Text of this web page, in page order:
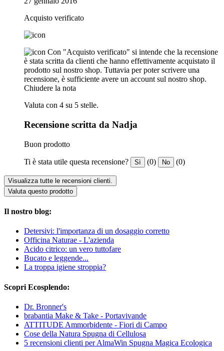
Acquisto verificato
Con "Acquisto verificato" si intende che la recensione
è stata scritta da clienti che hanno effettivamente acquistato il
prodotto sul nostro shop. Tuttavia per poter scrivere una
recensione, è sufficiente avere un account sul nostro shop.
Chiudere la nota
Valuta con 4 su 5 stelle.
Recensione scritta da Nadja
Buon prodotto
Ti è stata utile questa recensione? Sì (0) No (0)
Visualizza tutte le recensioni clienti.
Valuta questo prodotto
Il nostro blog:
Detersivi: l'importanza di un dosaggio corretto
Officina Naturae - L'azienda
Acido citrico: un vero tuttofare
Bucato e leggende...
La troppa igiene stroppia?
Scopri Ecosplendo:
Dr. Bronner's
brabantia Make & Take - Portavivande
ATTITUDE Ammorbidente - Fiori di Campo
Cose della Natura Spugna di Cellulosa
5 recensioni clienti per AlmaWin Spugna Magica Ecologica